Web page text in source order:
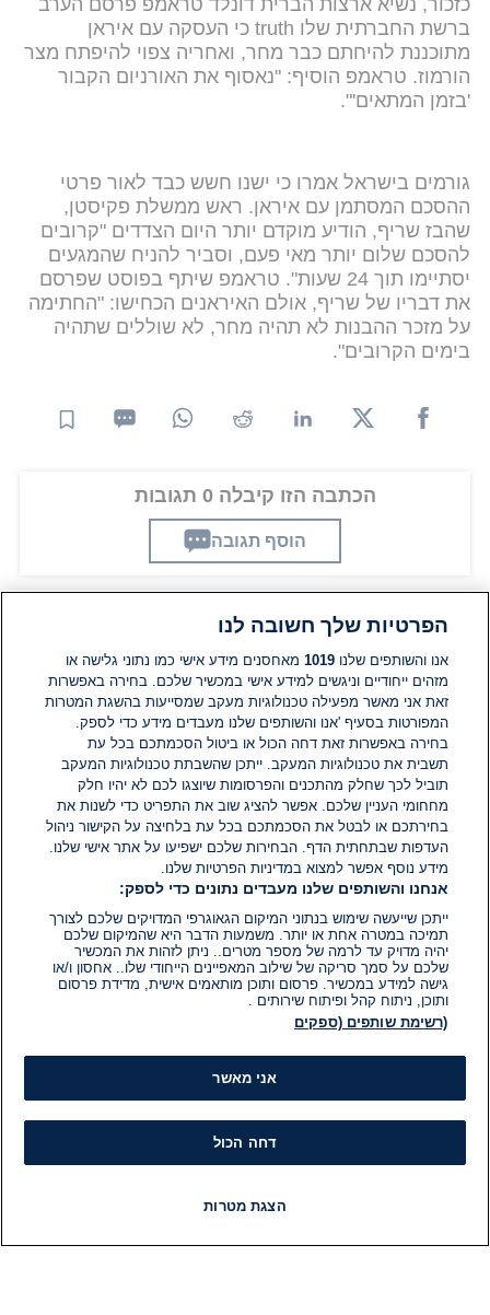
ברשת החברתית שלו truth כי העסקה עם איראן
מתוכננת להיחתם כבר מחר, ואחריה צפוי להיפתח מצר
הורמוז. טראמפ הוסיף: "נאסוף את האורניום הקבור
'בזמן המתאים'".
גורמים בישראל אמרו כי ישנו חשש כבד לאור פרטי
ההסכם המסתמן עם איראן. ראש ממשלת פקיסטן,
שהבז שריף, הודיע מוקדם יותר היום הצדדים "קרובים
להסכם שלום יותר מאי פעם, וסביר להניח שהמגעים
יסתיימו תוך 24 שעות". טראמפ שיתף בפוסט שפרסם
את דבריו של שריף, אולם האיראנים הכחישו: "החתימה
על מזכר ההבנות לא תהיה מחר, לא שוללים שתהיה
בימים הקרובים".
הכתבה הזו קיבלה 0 תגובות
הוסף תגובה
תגובות
אין עדיין תגובות. היה הראשון להגיב
הוסף תגובה
הפרטיות שלך חשובה לנו
אנו והשותפים שלנו1019 מאחסנים מידע אישי כמו נתוני גלישה או
מזהים ייחודיים וניגשים למידע אישי במכשיר שלכם. בחירה באפשרות
זאת אני מאשר מפעילה טכנולוגיות מעקב שמסייעות בהשגת המטרות
המפורטות בסעיף 'אנו והשותפים שלנו מעבדים מידע כדי לספק.
בחירה באפשרות זאת דחה הכול או ביטול הסכמתכם בכל עת
תשבית את טכנולוגיות המעקב. ייתכן שהשבתת טכנולוגיות המעקב
תוביל לכך שחלק מהתכנים והפרסומות שיוצגו לכם לא יהיו חלק
מחחומי העניין שלכם. אפשר להציג שוב את התפריט כדי לשנות את
בחירתכם או לבטל את הסכמתכם בכל עת בלחיצה על הקישור ניהול
העדפות שבתחתית הדף. הבחירות שלכם ישפיעו על אתר אישי שלנו.
מידע נוסף אפשר למצוא במדיניות הפרטיות שלנו.
אנחנו והשותפים שלנו מעבדים נתונים כדי לספק:
ייתכן שייעשה שימוש בנתוני המיקום הגאוגרפי המדויקים שלכם לצורך
תמיכה במטרה אחת או יותר. משמעות הדבר היא שהמיקום שלכם
יהיה מדויק עד לרמה של מספר מטרים.. ניתן לזהות את המכשיר
שלכם על סמך סריקה של שילוב המאפיינים הייחודי שלו.. אחסון ו/או
גישה למידע במכשיר. פרסום ותוכן מותאמים אישית, מדידת פרסום
ותוכן, ניתוח קהל ופיתוח שירותים .
(רשימת שותפים (ספקים
אני מאשר
דחה הכול
הצגת מטרות